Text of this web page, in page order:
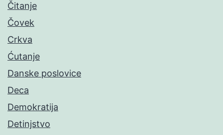
Čitanje
Čovek
Crkva
Ćutanje
Danske poslovice
Deca
Demokratija
Detinjstvo